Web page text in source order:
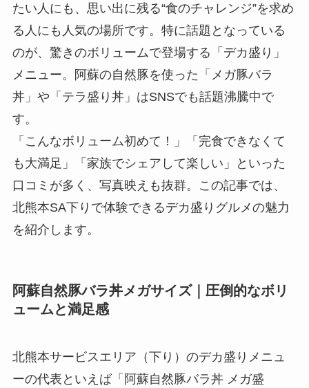
たい人にも、思い出に残る“食のチャレンジ”を求め
る人にも人気の場所です。特に話題となっている
のが、驚きのボリュームで登場する「デカ盛り」
メニュー。阿蘇の自然豚を使った「メガ豚バラ
丼」や「テラ盛り丼」はSNSでも話題沸騰中で
す。
「こんなボリューム初めて！」「完食できなくて
も大満足」「家族でシェアして楽しい」といった
口コミが多く、写真映えも抜群。この記事では、
北熊本SA下りで体験できるデカ盛りグルメの魅力
を紹介します。
阿蘇自然豚バラ丼メガサイズ｜圧倒的なボリ
ュームと満足感
北熊本サービスエリア（下り）のデカ盛りメニュ
ーの代表といえば「阿蘇自然豚バラ丼 メガ盛